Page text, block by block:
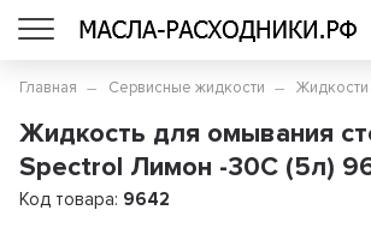
Главная Сервисные жидкости
Жидкость для омывания
Spectrol Лимон -30С (5л)
Код товара: 9642